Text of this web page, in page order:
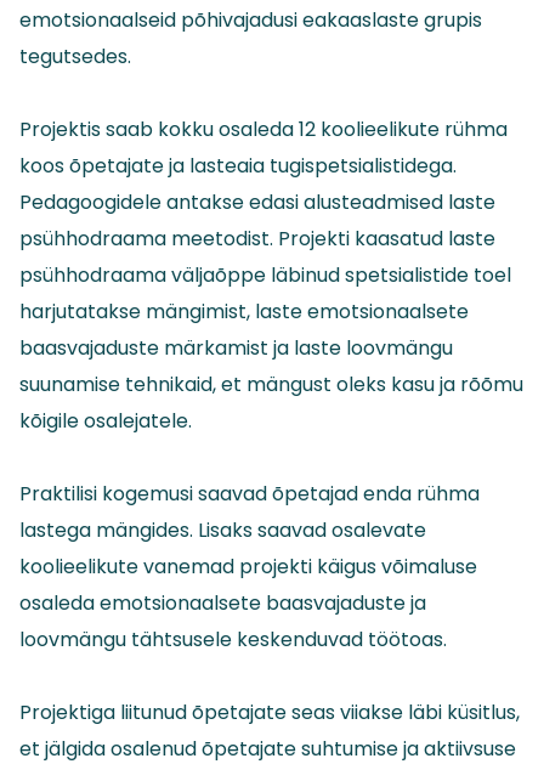
emotsionaalseid põhivajadusi eakaaslaste grupis
tegutsedes.
Projektis saab kokku osaleda 12 koolieelikute rühma
koos õpetajate ja lasteaia tugispetsialistidega.
Pedagoogidele antakse edasi alusteadmised laste
psühhodraama meetodist. Projekti kaasatud laste
psühhodraama väljaõppe läbinud spetsialistide toel
harjutatakse mängimist, laste emotsionaalsete
baasvajaduste märkamist ja laste loovmängu
suunamise tehnikaid, et mängust oleks kasu ja rõõmu
kõigile osalejatele.
Praktilisi kogemusi saavad õpetajad enda rühma
lastega mängides. Lisaks saavad osalevate
koolieelikute vanemad projekti käigus võimaluse
osaleda emotsionaalsete baasvajaduste ja
loovmängu tähtsusele keskenduvad töötoas.
Projektiga liitunud õpetajate seas viiakse läbi küsitlus,
et jälgida osalenud õpetajate suhtumise ja aktiivsuse